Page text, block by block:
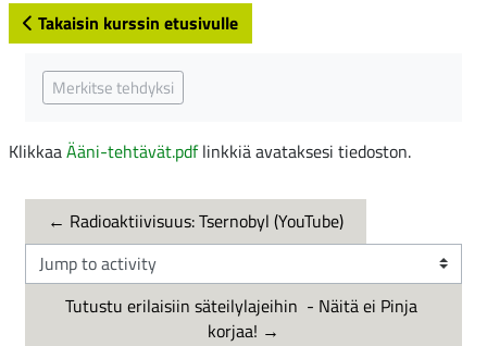
Takaisin kurssin etusivulle
Suorituksen vaatimukset
Merkitse tehdyksi
KlikkaaÄäni-tehtävät.pdflinkkiä avataksesi tiedoston.
← Radioaktiivisuus: Tsernobyl (YouTube)
Jump to activity
Tutustu erilaisiin säteilylajeihin  - Näitä ei Pinja
korjaa! →